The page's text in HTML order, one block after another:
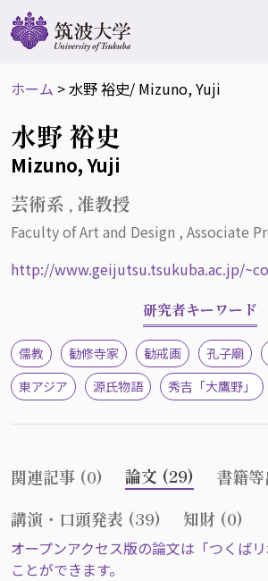
ホーム >水野 裕史/ Mizuno, Yuji
水野 裕史
Mizuno, Yuji
芸術系 , 准教授
Faculty of Art and Design , Associate
http://www.geijutsu.tsukuba.ac.jp/
研究者キーワード
儒教 勧修寺家 勧戒画 孔子廟
東アジア
源氏物語 秀吉「大鷹野」
関連記事 (0) 論文 (29)
書籍
講演・口頭発表 (39)
知財 (0)
オープンアクセス版の論文は「つくば
ことができます。